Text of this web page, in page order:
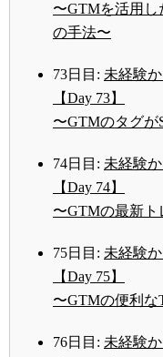
〜GTMを活用
の手法〜
73日目: 未経験
【Day 73】
〜GTMのタグが
74日目: 未経験
【Day 74】
〜GTMの最新
75日目: 未経験
【Day 75】
〜GTMの便利な
76日目: 未経験